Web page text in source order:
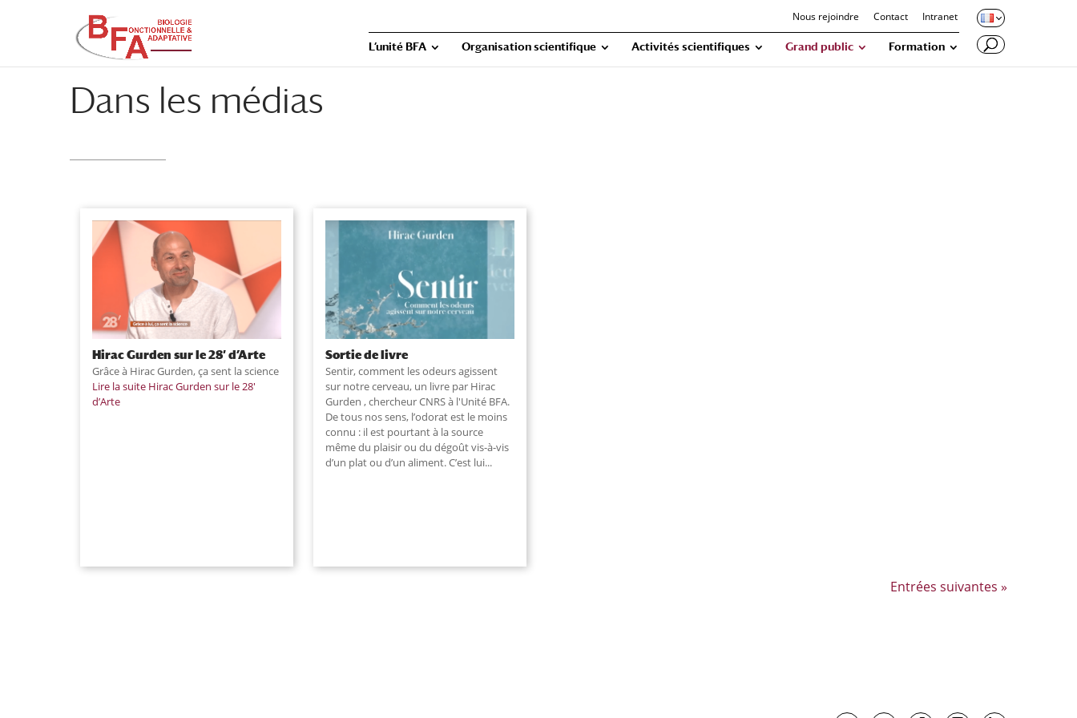
principal
navigation
Nous rejoindre Contact Intranet
L’unité BFA Organisation scientifique Activités scientifiques Grand public Formation
Dans les médias
Hirac Gurden sur le 28′ d’Arte
Grâce à Hirac Gurden, ça sent la science
Lire la suiteHirac Gurden sur le 28′
d’Arte
Sortie de livre
Sentir, comment les odeurs agissent
sur notre cerveau, un livre par Hirac
Gurden , chercheur CNRS à l'Unité BFA.
De tous nos sens, l’odorat est le moins
connu : il est pourtant à la source
même du plaisir ou du dégoût vis-à-vis
d’un plat ou d’un aliment. C’est lui...
Entrées suivantes »